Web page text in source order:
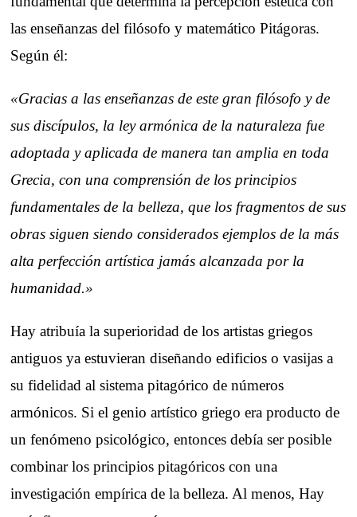
las enseñanzas del filósofo y matemático Pitágoras.
Según él:
«Gracias a las enseñanzas de este gran filósofo y de
sus discípulos, la ley armónica de la naturaleza fue
adoptada y aplicada de manera tan amplia en toda
Grecia, con una comprensión de los principios
fundamentales de la belleza, que los fragmentos de sus
obras siguen siendo considerados ejemplos de la más
alta perfección artística jamás alcanzada por la
humanidad.»
Hay atribuía la superioridad de los artistas griegos
antiguos ya estuvieran diseñando edificios o vasijas a
su fidelidad al sistema pitagórico de números
armónicos. Si el genio artístico griego era producto de
un fenómeno psicológico, entonces debía ser posible
combinar los principios pitagóricos con una
investigación empírica de la belleza. Al menos, Hay